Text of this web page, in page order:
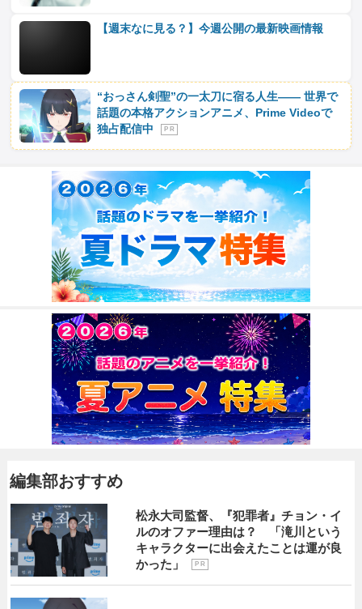
【週末なに見る？】今週公開の最新映画情報
“おっさん剣聖”の一太刀に宿る人生―― 世界で
話題の本格アクションアニメ、Prime Videoで
独占配信中
P R
編集部おすすめ
松永大司監督、『犯罪者』チョン・イ
ルのオファー理由は？ 「滝川という
キャラクターに出会えたことは運が良
かった」
P R